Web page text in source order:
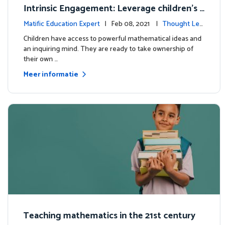
Intrinsic Engagement: Leverage children's
mathematical potential and inquiring mind
Matific Education Expert | Feb 08, 2021 | Thought Lea
dership
Children have access to powerful mathematical ideas and
an inquiring mind. They are ready to take ownership of
their own …
Meer informatie
Teaching mathematics in the 21st century